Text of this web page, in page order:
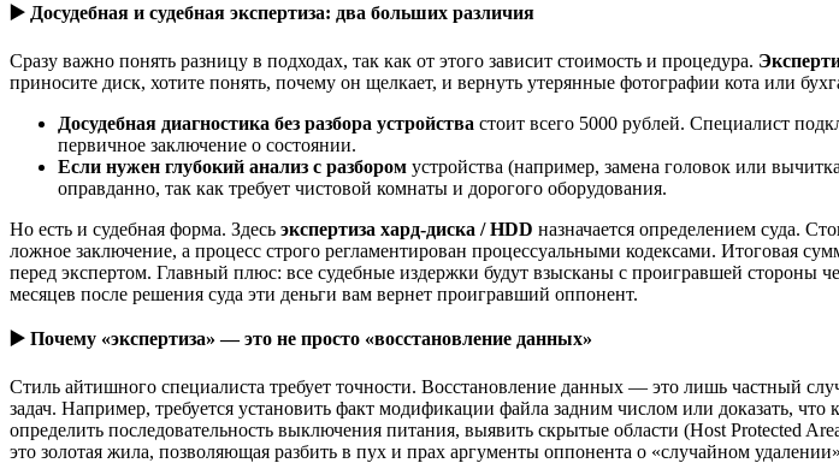
▶️ Досудебная и судебная экспертиза: два больших различия
Сразу важно понять разницу в подходах, так как от этого зависит стоимость и процедура.
приносите диск, хотите понять, почему он щелкает, и вернуть утерянные фотографии кота или
Досудебная диагностика без разбора устройства стоит всего 5000 рублей. Специалист
первичное заключение о состоянии.
Если нужен глубокий анализ с разбором устройства (например, замена головок или
оправданно, так как требует чистовой комнаты и дорогого оборудования.
Но есть и судебная форма. Здесь экспертиза хард-диска / HDD назначается определением суда.
ложное заключение, а процесс строго регламентирован процессуальными кодексами. Итоговая
перед экспертом. Главный плюс: все судебные издержки будут взысканы с проигравшей стороны
месяцев после решения суда эти деньги вам вернет проигравший оппонент.
▶️ Почему «экспертиза» — это не просто «восстановление данных»
Стиль айтишного специалиста требует точности. Восстановление данных — это лишь частный
задач. Например, требуется установить факт модификации файла задним числом или доказать,
определить последовательность выключения питания, выявить скрытые области (Host Protected
это золотая жила, позволяющая разбить в пух и прах аргументы оппонента о «случайном